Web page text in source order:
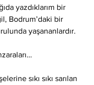
yazdıklarım bir
Bodrum’daki bir
yaşananlardır.
sıkı sıkı sarılan